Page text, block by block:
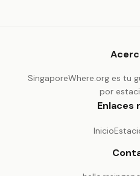
SingaporeWhere.org es tu
por
Enlaces
Inicio